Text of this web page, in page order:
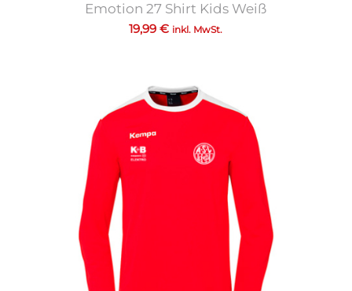
Emotion 27 Shirt Kids Weiß
19,99€ inkl. MwSt.